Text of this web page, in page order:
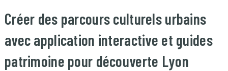
Créer des parcours culturels urbains
avec application interactive et guides
patrimoine pour découverte Lyon